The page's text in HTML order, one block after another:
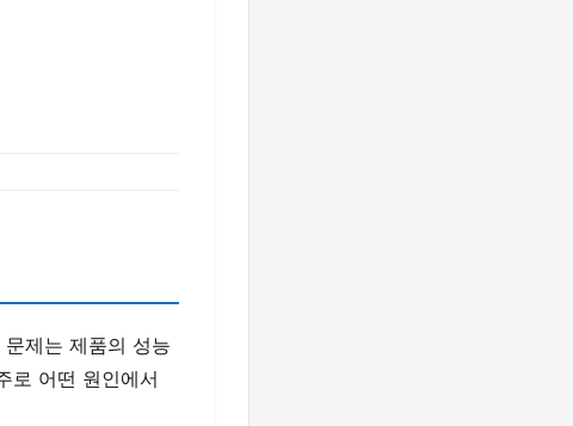
제는 제품의 성능
로 어떤 원인에서